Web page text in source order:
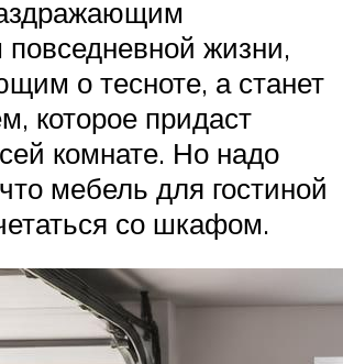
жизни,
о тесноте, а станет
которое придаст
комнате. Но надо
мебель для гостиной
со шкафом.